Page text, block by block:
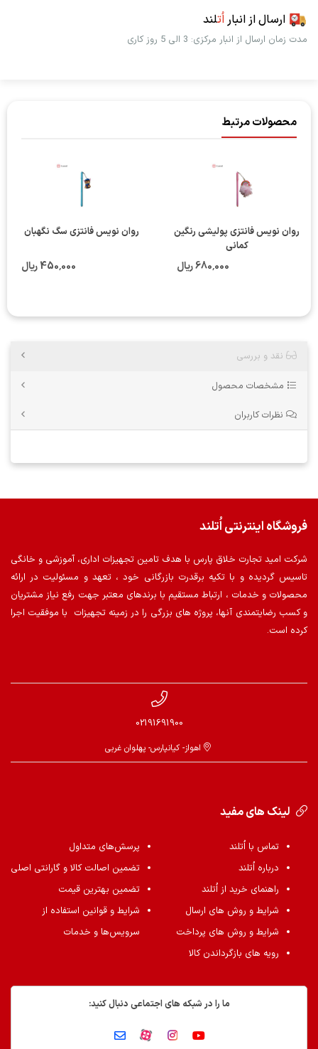
ارسال از انباراُتلند
مدت زمان ارسال از انبار مرکزی: 3 الی 5 روز کاری
محصولات مرتبط
روان نویس فانتزی پولیشی رنگین
کمانی
680٬000 ریال
روان نویس فانتزی سگ نگهبان
450٬000 ریال
نقد و بررسی
مشخصات محصول
نظرات کاربران
فروشگاه اینترنتی اُتلند
شرکت امید تجارت خلاق پارس با هدف تامین تجهیزات اداری، آموزشی و خانگی
تاسیس گردیده و با تکیه برقدرت بازرگانی خود ، تعهد و مسئولیت در ارائه
محصولات و خدمات ، ارتباط مستقیم با برندهای معتبر جهت رفع نیاز مشتریان
و کسب رضایتمندی آنها، پروژه های بزرگی را در زمینه تجهیزات با موفقیت اجرا
کرده است.
02191691900
اهواز- کیانپارس- پهلوان غربی
لینک های مفید
تماس با اُتلند
درباره اُتلند
راهنمای خرید از اُتلند
شرایط و روش های ارسال
شرایط و روش های پرداخت
رویه های بازگرداندن کالا
پرسش‌های متداول
تضمین اصالت کالا و گارانتی اصلی
تضمین بهترین قیمت
شرایط و قوانین استفاده از
سرویس‌ها و خدمات
ما را در شبکه های اجتماعی دنبال کنید: